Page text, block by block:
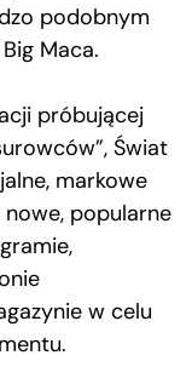
podobnym
Maca.
próbującej
Świat
markowe
popularne
w celu